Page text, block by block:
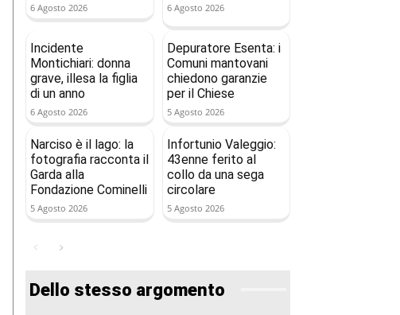
6 Agosto 2026 6 Agosto 2026
Incidente
Montichiari: donna
grave, illesa la figlia
di un anno
6 Agosto 2026
Depuratore Esenta: i
Comuni mantovani
chiedono garanzie
per il Chiese
5 Agosto 2026
Narciso è il lago: la
fotografia racconta il
Garda alla
Fondazione Cominelli
5 Agosto 2026
Infortunio Valeggio:
43enne ferito al
collo da una sega
circolare
5 Agosto 2026
Dello stesso argomento